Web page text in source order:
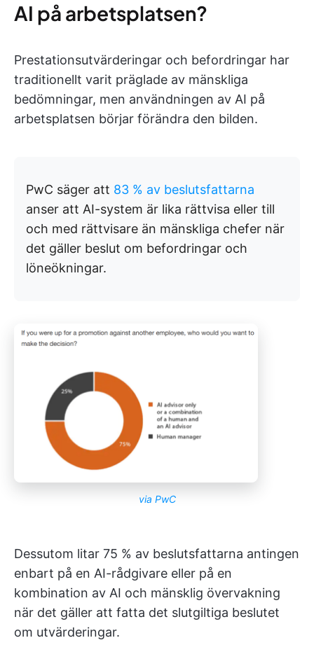
AI på arbetsplatsen?
Prestationsutvärderingar och befordringar har
traditionellt varit präglade av mänskliga
bedömningar, men användningen av AI på
arbetsplatsen börjar förändra den bilden.
PwC säger att 83 % av beslutsfattarna
anser att AI-system är lika rättvisa eller till
och med rättvisare än mänskliga chefer när
det gäller beslut om befordringar och
löneökningar.
via PwC
Dessutom litar 75 % av beslutsfattarna antingen
enbart på en AI-rådgivare eller på en
kombination av AI och mänsklig övervakning
när det gäller att fatta det slutgiltiga beslutet
om utvärderingar.